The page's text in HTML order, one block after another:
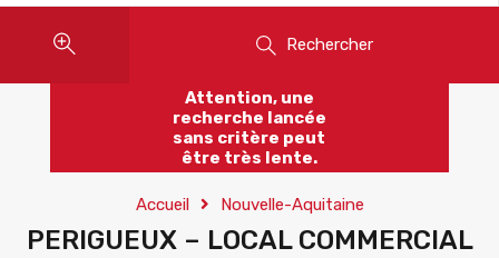
Rechercher
Attention, une
recherche lancée
sans critère peut
être très lente.
Accueil Nouvelle-Aquitaine
PERIGUEUX – LOCAL COMMERCIAL